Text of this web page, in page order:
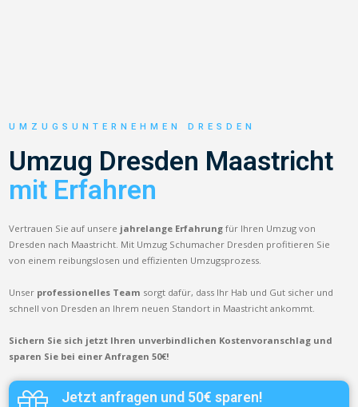
UMZUGSUNTERNEHMEN DRESDEN
Umzug Dresden Maastricht
mit Erfahren
Vertrauen Sie auf unsere jahrelange Erfahrung für Ihren Umzug von
Dresden nach Maastricht. Mit Umzug Schumacher Dresden profitieren Sie
von einem reibungslosen und effizienten Umzugsprozess.
Unser professionelles Team sorgt dafür, dass Ihr Hab und Gut sicher und
schnell von Dresden an Ihrem neuen Standort in Maastricht ankommt.
Sichern Sie sich jetzt Ihren unverbindlichen Kostenvoranschlag und
sparen Sie bei einer Anfragen 50€!
Jetzt anfragen und 50€ sparen!